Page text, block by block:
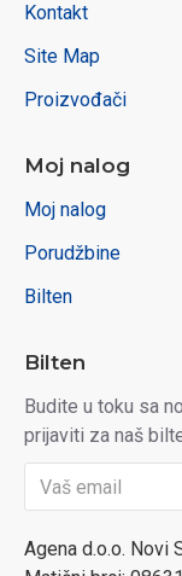
Kontakt
Site Map
Proizvođači
Moj nalog
Moj nalog
Porudžbine
Bilten
Bilten
Budite u toku sa
prijaviti za naš
Agena d.o.o. Novi